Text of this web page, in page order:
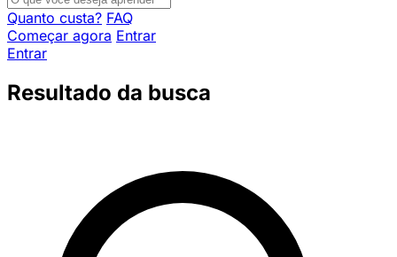
Quanto custa? FAQ
Começar agora Entrar
Entrar
Resultado da busca